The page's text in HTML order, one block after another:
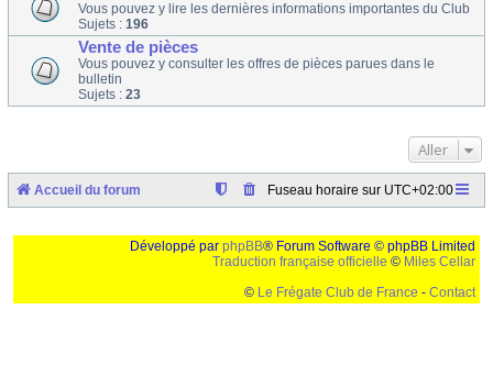
Vous pouvez y lire les dernières informations importantes du Club
Sujets : 196
Vente de pièces
Vous pouvez y consulter les offres de pièces parues dans le
bulletin
Sujets : 23
Aller
Accueil du forum Fuseau horaire sur UTC+02:00
Développé par phpBB® Forum Software © phpBB Limited
Traduction française officielle © Miles Cellar
© Le Frégate Club de France - Contact